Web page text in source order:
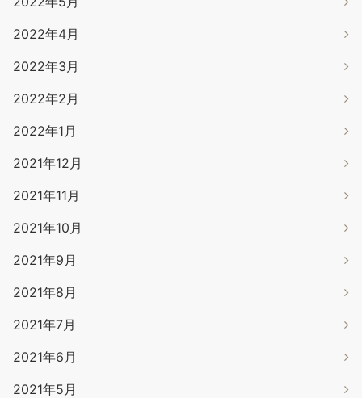
2022年4月
2022年3月
2022年2月
2022年1月
2021年12月
2021年11月
2021年10月
2021年9月
2021年8月
2021年7月
2021年6月
2021年5月